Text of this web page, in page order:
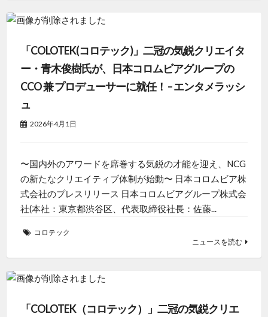
「COLOTEK(コロテック)」二冠の気鋭クリエイタ
ー・青木俊樹氏が、日本コロムビアグループの
CCO 兼 プロデューサーに就任！ – エンタメラッシ
ュ
2026年4月1日
〜国内外のアワードを席巻する気鋭の才能を迎え、NCG
の新たなクリエイティブ体制が始動〜 日本コロムビア株
式会社のプレスリリース 日本コロムビアグループ株式会
社(本社：東京都渋谷区、代表取締役社長：佐藤...
コロテック
ニュースを読む
「COLOTEK（コロテック）」二冠の気鋭クリエ